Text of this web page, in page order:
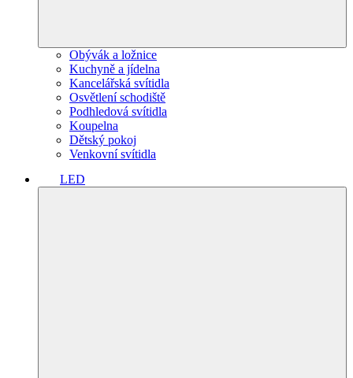
Obývák a ložnice
Kuchyně a jídelna
Kancelářská svítidla
Osvětlení schodiště
Podhledová svítidla
Koupelna
Dětský pokoj
Venkovní svítidla
LED